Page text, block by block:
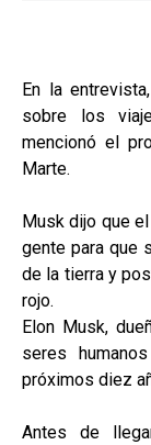
En la
sobre los
mencionó el
Marte.
Musk dijo que
gente para que
de la tierra y
rojo.
Elon Musk,
seres
próximos diez
Antes de